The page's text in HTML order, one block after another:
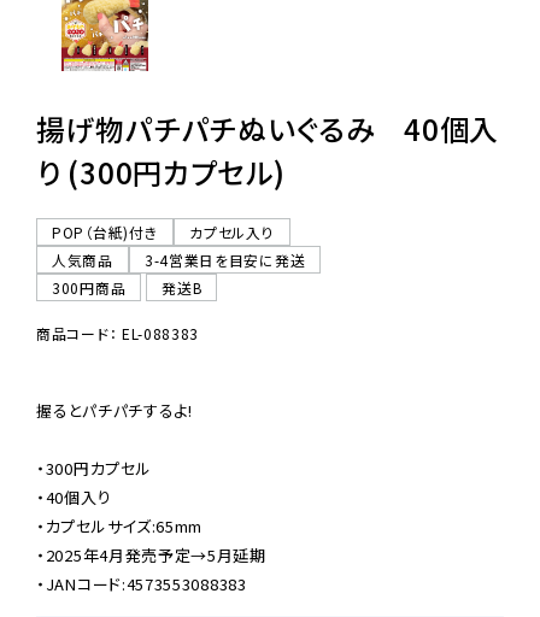
06-6282-7659
揚げ物パチパチぬいぐるみ 40個入
り (300円カプセル)
POP（台紙)付き
カプセル入り
人気商品
3-4営業日を目安に発送
300円商品
発送B
商品コード： EL-088383
握るとパチパチするよ!
・300円カプセル
・40個入り
・カプセルサイズ:65mm
・2025年4月発売予定→5月延期
・JANコード:4573553088383